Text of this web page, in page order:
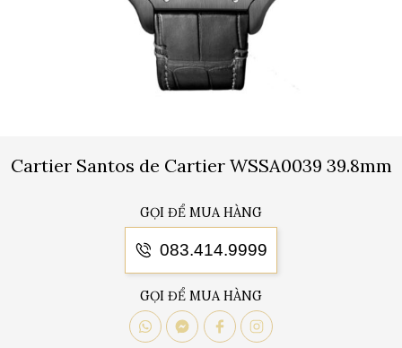
Cartier Santos de Cartier WSSA0039 39.8mm
GỌI ĐỂ MUA HÀNG
083.414.9999
GỌI ĐỂ MUA HÀNG